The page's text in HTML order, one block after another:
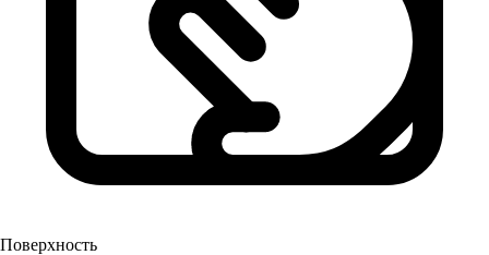
Поверхность